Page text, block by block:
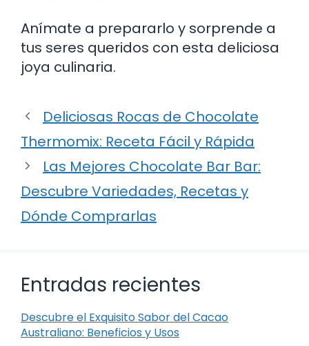
Anímate a prepararlo y sorprende a
tus seres queridos con esta deliciosa
joya culinaria.
Deliciosas Rocas de Chocolate
Thermomix: Receta Fácil y Rápida
Las Mejores Chocolate Bar Bar:
Descubre Variedades, Recetas y
Dónde Comprarlas
Entradas recientes
Descubre el Exquisito Sabor del Cacao
Australiano: Beneficios y Usos